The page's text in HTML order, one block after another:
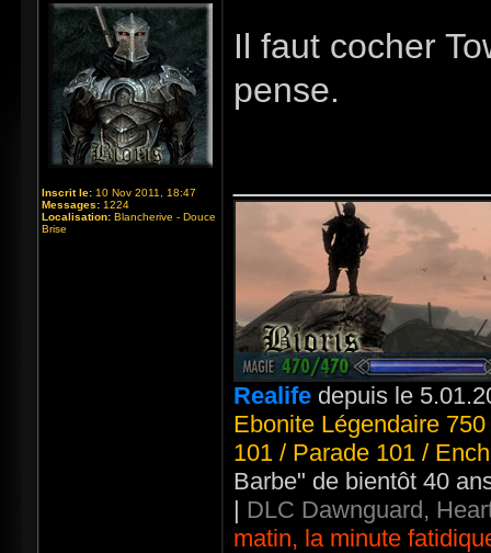
Inscrit le: 10 Nov 2011, 18:47
Messages: 1224
Localisation: Blancherive - Douce
Brise
Il faut cocher
pense.
Realife depuis le
Ebonite Légendaire
101 / Parade 101 /
Barbe" de bientôt 40
| DLC Dawnguard,
matin, la minute